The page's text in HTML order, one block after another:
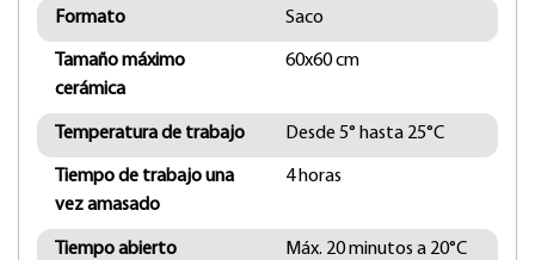
Formato Saco
Tamaño máximo
cerámica
60x60 cm
Temperatura de trabajo Desde 5° hasta 25°C
Tiempo de trabajo una
vez amasado
4 horas
Tiempo abierto Máx. 20 minutos a 20°C